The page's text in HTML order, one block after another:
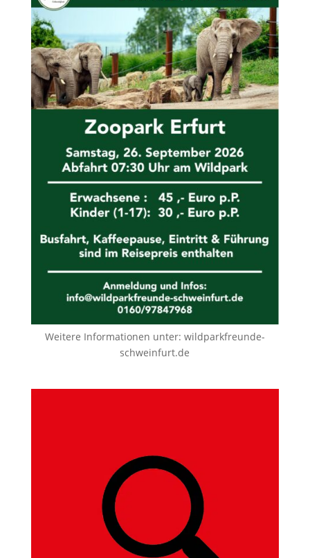
Weitere Informationen unter: wildparkfreunde-
schweinfurt.de